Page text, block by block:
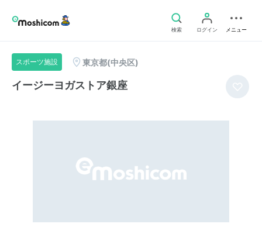
検索 ログイン メニュー
スポーツ施設 東京都(中央区)
イージーヨガストア銀座